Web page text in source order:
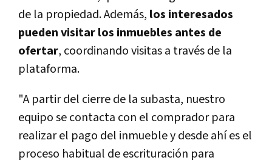
de la propiedad. Además, los interesados
pueden visitar los inmuebles antes de
ofertar, coordinando visitas a través de la
plataforma.
"A partir del cierre de la subasta, nuestro
equipo se contacta con el comprador para
realizar el pago del inmueble y desde ahí es el
proceso habitual de escrituración para